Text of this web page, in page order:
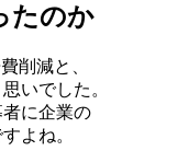
たのか
削減と、
いでした。
に企業の
よね。